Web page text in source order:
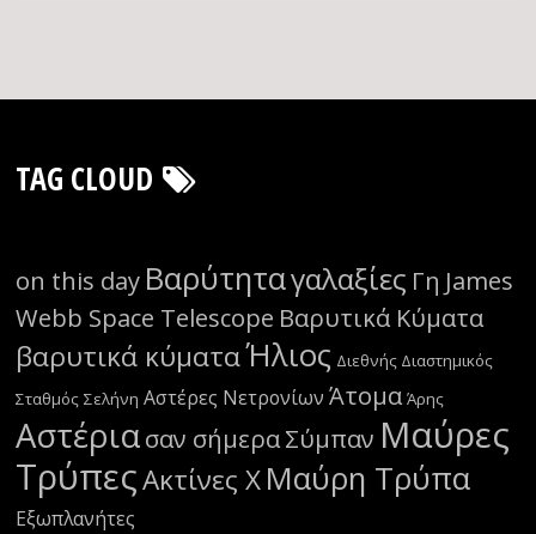
TAG CLOUD
on this day Βαρύτηταγαλαξίες Γη James
Webb Space Telescope Βαρυτικά Κύματα
βαρυτικά κύματαΉλιος Διεθνής Διαστημικός
Σταθμός Σελήνη Αστέρες Νετρονίων Άτομα Άρης
Αστέριασαν σήμεραΣύμπαν Μαύρες
ΤρύπεςΑκτίνες ΧΜαύρη Τρύπα
Εξωπλανήτες